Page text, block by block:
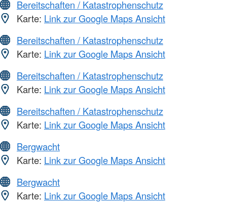
Bereitschaften / Katastrophenschutz
Karte: Link zur Google Maps Ansicht
Bereitschaften / Katastrophenschutz
Karte: Link zur Google Maps Ansicht
Bereitschaften / Katastrophenschutz
Karte: Link zur Google Maps Ansicht
Bereitschaften / Katastrophenschutz
Karte: Link zur Google Maps Ansicht
Bergwacht
Karte: Link zur Google Maps Ansicht
Bergwacht
Karte: Link zur Google Maps Ansicht